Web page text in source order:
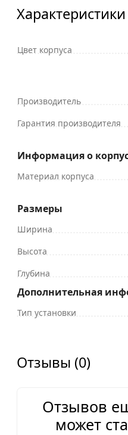
Характеристики
Цвет корпуса
Производитель
Гарантия производителя
Информация о
Материал корпуса
Размеры
Ширина
Высота
Глубина
Дополнительная
Тип установки
Отзывы (0)
Отзывов
может